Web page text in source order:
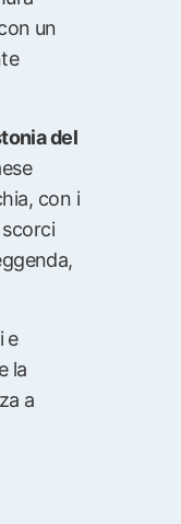
un
del
con i
e
la
a